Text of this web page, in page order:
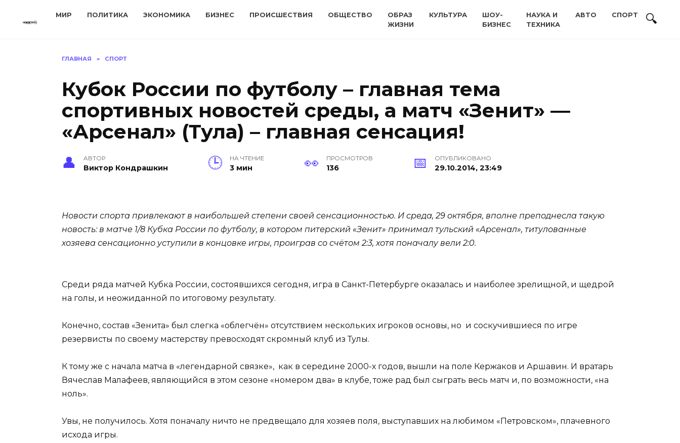
МИР ПОЛИТИКА ЭКОНОМИКА БИЗНЕС ПРОИСШЕСТВИЯ ОБЩЕСТВО
ОБРАЗ
ЖИЗНИ
КУЛЬТУРА
ШОУ-
БИЗНЕС
НАУКА И
ТЕХНИКА
АВТО СПОРТ
ГЛАВНАЯ » СПОРТ
Кубок России по футболу – главная тема
спортивных новостей среды, а матч «Зенит» —
«Арсенал» (Тула) – главная сенсация!
АВТОР
Виктор Кондрашкин
НА ЧТЕНИЕ
3 мин
ПРОСМОТРОВ
136
ОПУБЛИКОВАНО
29.10.2014, 23:49
Новости спорта привлекают в наибольшей степени своей сенсационностью. И среда, 29 октября, вполне преподнесла такую
новость: в матче 1/8 Кубка России по футболу, в котором питерский «Зенит» принимал тульский «Арсенал», титулованные
хозяева сенсационно уступили в концовке игры, проиграв со счётом 2:3, хотя поначалу вели 2:0.
Среди ряда матчей Кубка России, состоявшихся сегодня, игра в Санкт-Петербурге оказалась и наиболее зрелищной, и щедрой
на голы, и неожиданной по итоговому результату.
Конечно, состав «Зенита» был слегка «облегчён» отсутствием нескольких игроков основы, но и соскучившиеся по игре
резервисты по своему мастерству превосходят скромный клуб из Тулы.
К тому же с начала матча в «легендарной связке», как в середине 2000-х годов, вышли на поле Кержаков и Аршавин. И вратарь
Вячеслав Малафеев, являющийся в этом сезоне «номером два» в клубе, тоже рад был сыграть весь матч и, по возможности, «на
ноль».
Увы, не получилось. Хотя поначалу ничто не предвещало для хозяев поля, выступавших на любимом «Петровском», плачевного
исхода игры.